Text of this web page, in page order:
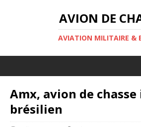
AVION DE
AVIATION MILITAIRE &
Amx, avion de
brésilien